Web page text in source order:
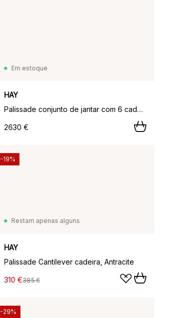
Em estoque
HAY
Palissade conjunto de jantar com 6 cadeiras 170x90 cm antracite,
2630 €
Restam apenas alguns
HAY
Palissade Cantilever cadeira, Antracite
310 €385 €
-19%
-29%